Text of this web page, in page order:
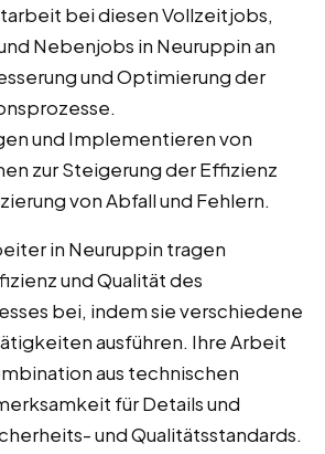
bei diesen Vollzeitjobs,
Nebenjobs in Neuruppin an
und Optimierung der
und Implementieren von
zur Steigerung der Effizienz
von Abfall und Fehlern.
in Neuruppin tragen
und Qualität des
bei, indem sie verschiedene
ausführen. Ihre Arbeit
aus technischen
für Details und
und Qualitätsstandards.